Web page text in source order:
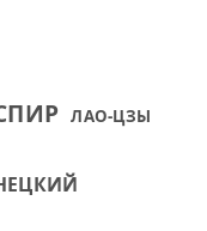
ЛАО-ЦЗЫ